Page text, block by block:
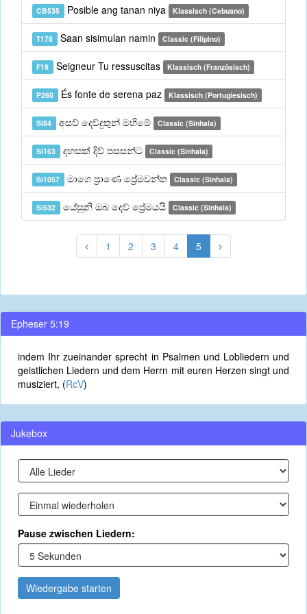
CB535 Posible ang tanan niya Klassisch (Cebuano)
T178 Saan sisimulan namin Classic (Filipino)
F19 Seigneur Tu ressuscitas Klassisch (Französisch)
P260 És fonte de serena paz Klassisch (Portugiesisch)
Si84 අසව් දෙව්දුතුන් මහිමේ Classic (Sinhala)
Si163 දහසක් දිව් පසසන්ට Classic (Sinhala)
Si1057 මාගෙ ප්‍රාණෙ ප්‍රේමවන්ත Classic (Sinhala)
Si532 යේසුනි ඔබ දෙව් ප්‍රේමයයි Classic (Sinhala)
1 2 3 4 5
Epheser 5:19
indem Ihr zueinander sprecht in Psalmen und Lobliedern und
geistlichen Liedern und dem Herrn mit euren Herzen singt und
musiziert, (RcV)
Jukebox
Pause zwischen Liedern:
Wiedergabe starten